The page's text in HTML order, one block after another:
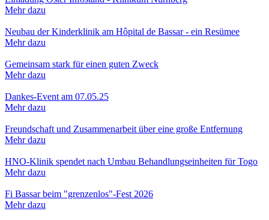
Mehr dazu
Neubau der Kinderklinik am Hôpital de Bassar - ein Resümee
Mehr dazu
Gemeinsam stark für einen guten Zweck
Mehr dazu
Dankes-Event am 07.05.25
Mehr dazu
Freundschaft und Zusammenarbeit über eine große Entfernung
Mehr dazu
HNO-Klinik spendet nach Umbau Behandlungseinheiten für Togo
Mehr dazu
Fi Bassar beim "grenzenlos"-Fest 2026
Mehr dazu